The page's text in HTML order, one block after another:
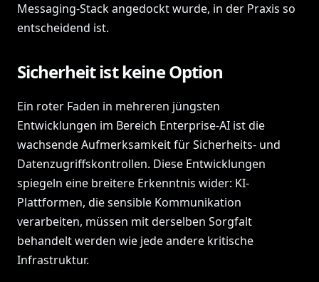
Messaging-Stack angedockt wurde, in der Praxis so
entscheidend ist.
Sicherheit ist keine Option
Ein roter Faden in mehreren jüngsten
Entwicklungen im Bereich Enterprise-AI ist die
wachsende Aufmerksamkeit für Sicherheits- und
Datenzugriffskontrollen. Diese Entwicklungen
spiegeln eine breitere Erkenntnis wider: KI-
Plattformen, die sensible Kommunikation
verarbeiten, müssen mit derselben Sorgfalt
behandelt werden wie jede andere kritische
Infrastruktur.